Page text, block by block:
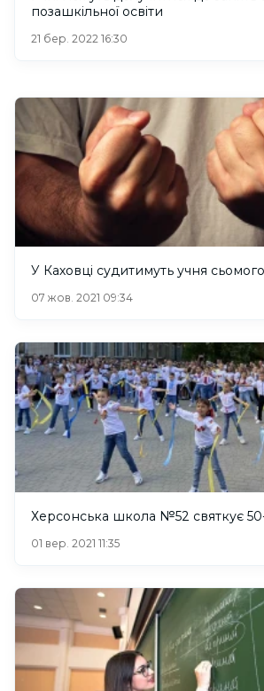
позашкільної освіти
21 бер. 2022 16:30
У Каховці судитимуть учня
07 жов. 2021 09:34
Херсонська школа №52 святкує
01 вер. 2021 11:35